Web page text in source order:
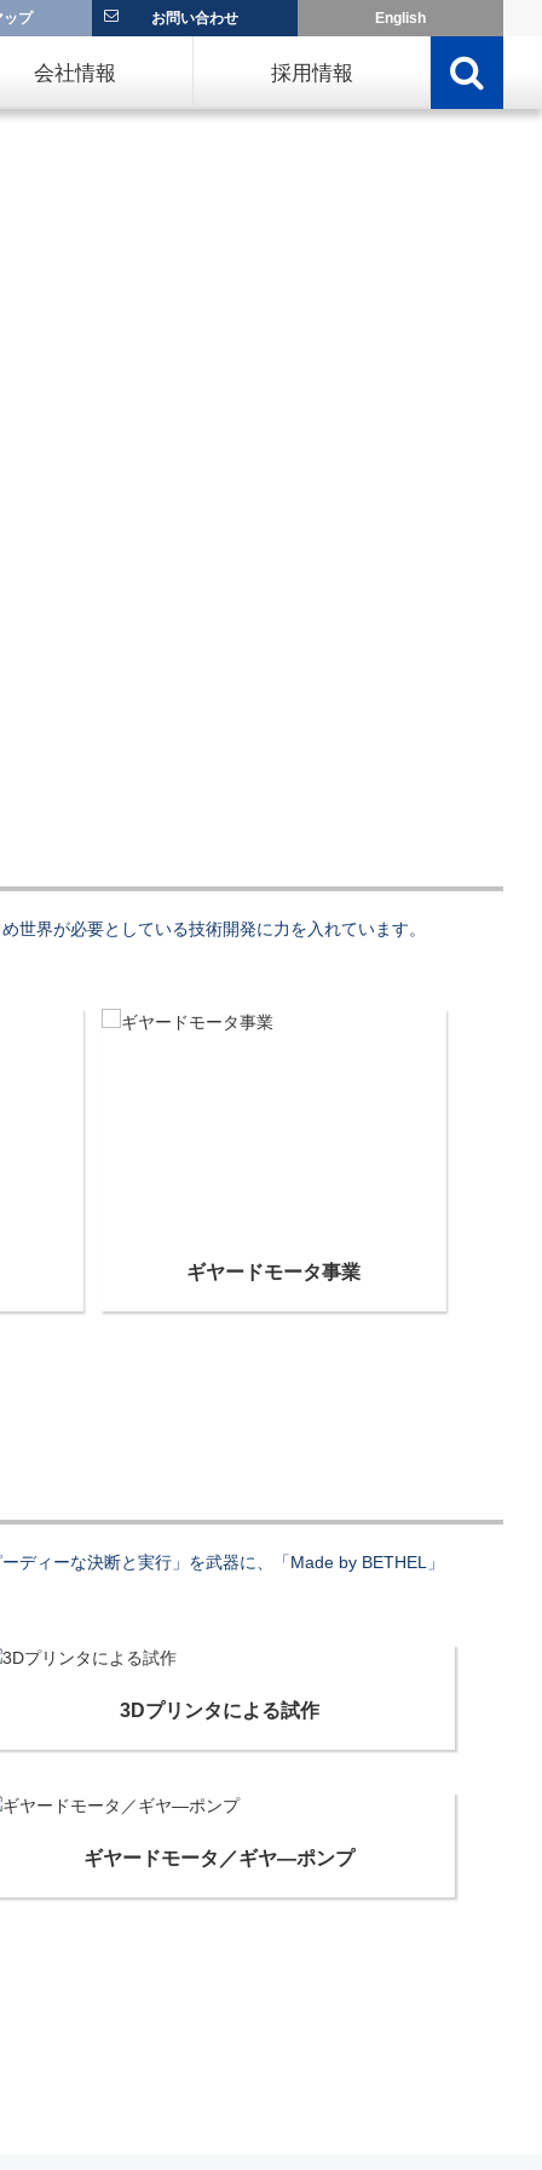
ップ お問い合わせ English
会社情報 採用情報
世界が必要としている技術開発に力を入れています。
ギヤードモータ事業
ディーな決断と実行」を武器に、「Made by BETHEL」
3Dプリンタによる試作
ギヤードモータ／ギヤ―ポンプ